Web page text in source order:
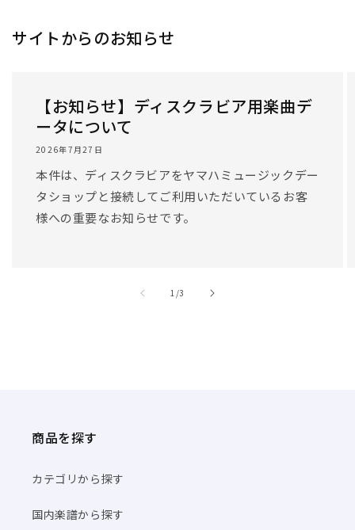
サイトからのお知らせ
【お知らせ】ディスクラビア用楽曲デ
ータについて
2026年7月27日
本件は、ディスクラビアをヤマハミュージックデー
タショップと接続してご利用いただいているお客
様への重要なお知らせです。
1 //3
商品を探す
カテゴリから探す
国内楽譜から探す